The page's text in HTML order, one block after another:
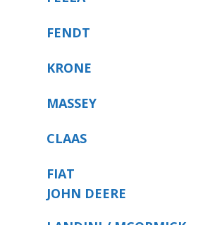
FENDT
KRONE
MASSEY
CLAAS
FIAT
JOHN DEERE